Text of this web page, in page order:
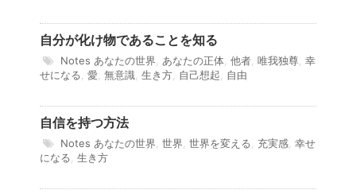
自分が化け物であることを知る
Notes あなたの世界 あなたの正体 他者 唯我独尊 幸
せになる 愛 無意識 生き方 自己想起 自由
自信を持つ方法
Notes あなたの世界 世界 世界を変える 充実感 幸せ
になる 生き方